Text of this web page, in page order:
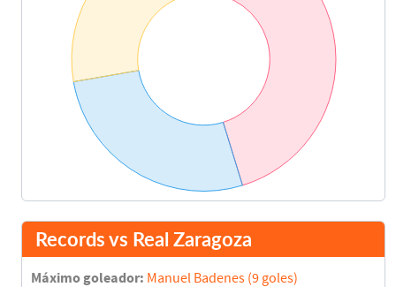
Records vs Real Zaragoza
Máximo goleador: Manuel Badenes (9 goles)